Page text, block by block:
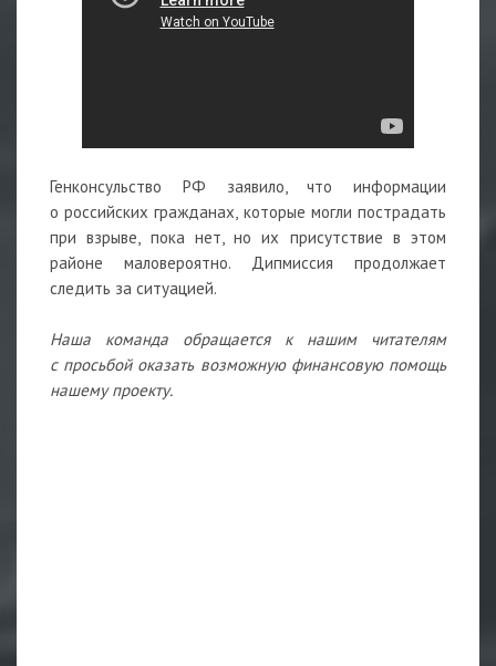
Генконсульство РФ заявило, что информации
о российских гражданах, которые могли пострадать
при взрыве, пока нет, но их присутствие в этом
районе маловероятно. Дипмиссия продолжает
следить за ситуацией.
Наша команда обращается к нашим читателям
с просьбой оказать возможную финансовую помощь
нашему проекту.